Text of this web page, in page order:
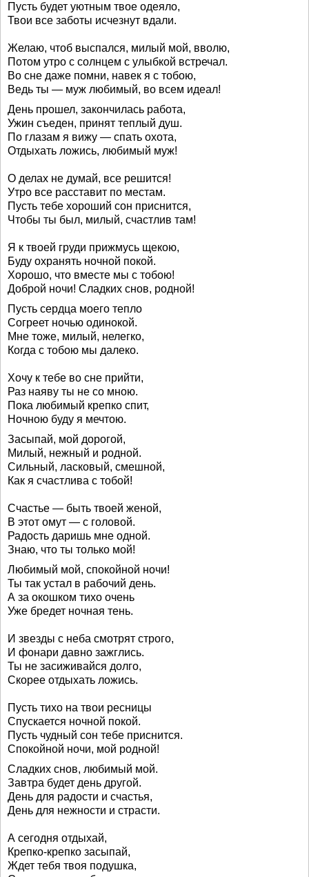
Пусть будет уютным твое одеяло,
Твои все заботы исчезнут вдали.
Желаю, чтоб выспался, милый мой, вволю,
Потом утро с солнцем с улыбкой встречал.
Во сне даже помни, навек я с тобою,
Ведь ты — муж любимый, во всем идеал!
День прошел, закончилась работа,
Ужин съеден, принят теплый душ.
По глазам я вижу — спать охота,
Отдыхать ложись, любимый муж!
О делах не думай, все решится!
Утро все расставит по местам.
Пусть тебе хороший сон приснится,
Чтобы ты был, милый, счастлив там!
Я к твоей груди прижмусь щекою,
Буду охранять ночной покой.
Хорошо, что вместе мы с тобою!
Доброй ночи! Сладких снов, родной!
Пусть сердца моего тепло
Согреет ночью одинокой.
Мне тоже, милый, нелегко,
Когда с тобою мы далеко.
Хочу к тебе во сне прийти,
Раз наяву ты не со мною.
Пока любимый крепко спит,
Ночною буду я мечтою.
Засыпай, мой дорогой,
Милый, нежный и родной.
Сильный, ласковый, смешной,
Как я счастлива с тобой!
Счастье — быть твоей женой,
В этот омут — с головой.
Радость даришь мне одной.
Знаю, что ты только мой!
Любимый мой, спокойной ночи!
Ты так устал в рабочий день.
А за окошком тихо очень
Уже бредет ночная тень.
И звезды с неба смотрят строго,
И фонари давно зажглись.
Ты не засиживайся долго,
Скорее отдыхать ложись.
Пусть тихо на твои ресницы
Спускается ночной покой.
Пусть чудный сон тебе приснится.
Спокойной ночи, мой родной!
Сладких снов, любимый мой.
Завтра будет день другой.
День для радости и счастья,
День для нежности и страсти.
А сегодня отдыхай,
Крепко-крепко засыпай,
Ждет тебя твоя подушка,